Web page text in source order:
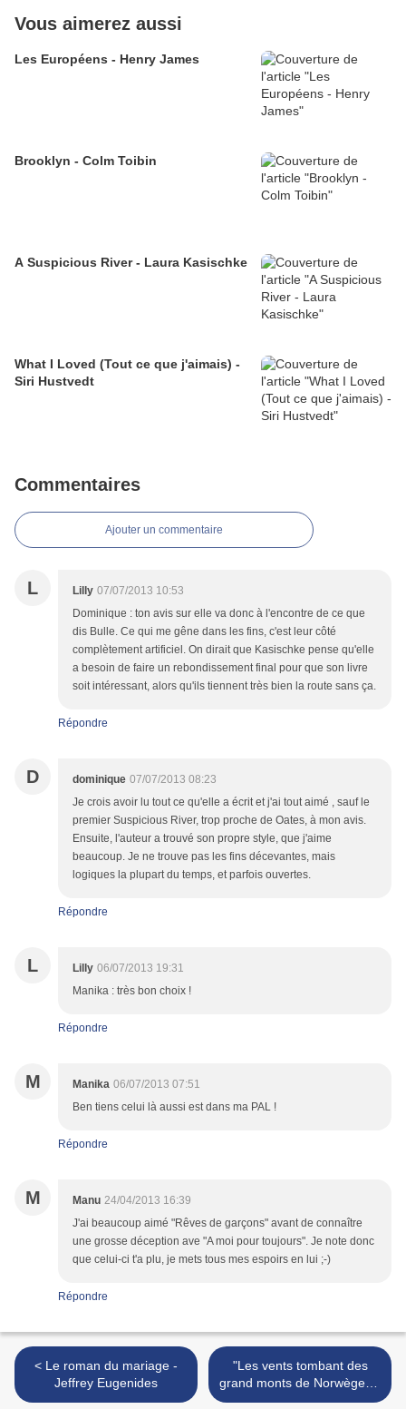
Vous aimerez aussi
Les Européens - Henry James
Brooklyn - Colm Toibin
A Suspicious River - Laura Kasischke
What I Loved (Tout ce que j'aimais) -
Siri Hustvedt
Commentaires
Ajouter un commentaire
L Lilly 07/07/2013 10:53
Dominique : ton avis sur elle va donc à l'encontre de ce que
dis Bulle. Ce qui me gêne dans les fins, c'est leur côté
complètement artificiel. On dirait que Kasischke pense qu'elle
a besoin de faire un rebondissement final pour que son livre
soit intéressant, alors qu'ils tiennent très bien la route sans ça.
Répondre
D dominique 07/07/2013 08:23
Je crois avoir lu tout ce qu'elle a écrit et j'ai tout aimé , sauf le
premier Suspicious River, trop proche de Oates, à mon avis.
Ensuite, l'auteur a trouvé son propre style, que j'aime
beaucoup. Je ne trouve pas les fins décevantes, mais
logiques la plupart du temps, et parfois ouvertes.
Répondre
L Lilly 06/07/2013 19:31
Manika : très bon choix !
Répondre
M Manika 06/07/2013 07:51
Ben tiens celui là aussi est dans ma PAL !
Répondre
M Manu 24/04/2013 16:39
J'ai beaucoup aimé "Rêves de garçons" avant de connaître
une grosse déception ave "A moi pour toujours". Je note donc
que celui-ci t'a plu, je mets tous mes espoirs en lui ;-)
Répondre
< Le roman du mariage -
Jeffrey Eugenides
"Les vents tombant des
grand monts de Norwège..."
>